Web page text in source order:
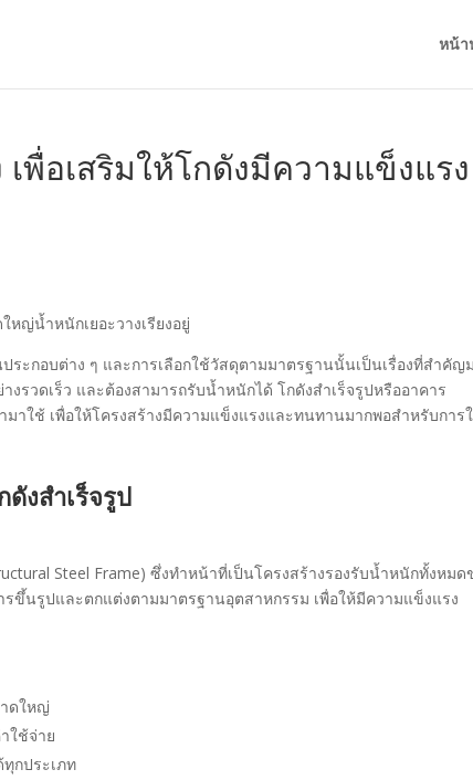
หน้า
พื่อเสริมให้โกดังมีความแข็งแรง
ระกอบต่าง ๆ และการเลือกใช้วัสดุตามมาตรฐานนั้นเป็นเรื่องที่สำคัญ
รวดเร็ว และต้องสามารถรับน้ำหนักได้ โกดังสำเร็จรูปหรืออาคาร
าใช้ เพื่อให้โครงสร้างมีความแข็งแรงและทนทานมากพอสำหรับการ
ดังสำเร็จรูป
Steel Frame) ซึ่งทำหน้าที่เป็นโครงสร้างรองรับน้ำหนักทั้งหมด
ขึ้นรูปและตกแต่งตามมาตรฐานอุตสาหกรรม เพื่อให้มีความแข็งแรง
ดใหญ่
ใช้จ่าย
กประเภท